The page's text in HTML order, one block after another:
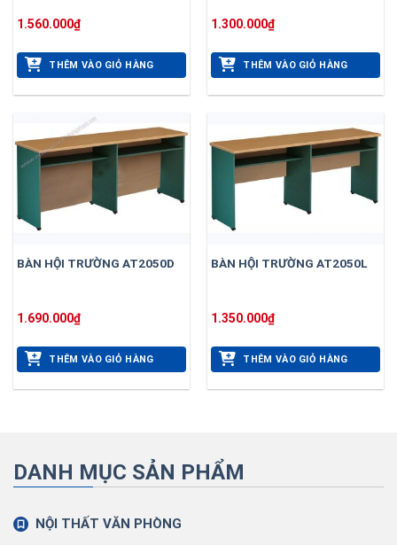
1.560.000₫
THÊM VÀO GIỎ HÀNG
1.300.000₫
THÊM VÀO GIỎ HÀNG
BÀN HỘI TRƯỜNG AT2050D
1.690.000₫
THÊM VÀO GIỎ HÀNG
BÀN HỘI TRƯỜNG AT2050L
1.350.000₫
THÊM VÀO GIỎ HÀNG
DANH MỤC SẢN PHẨM
NỘI THẤT VĂN PHÒNG